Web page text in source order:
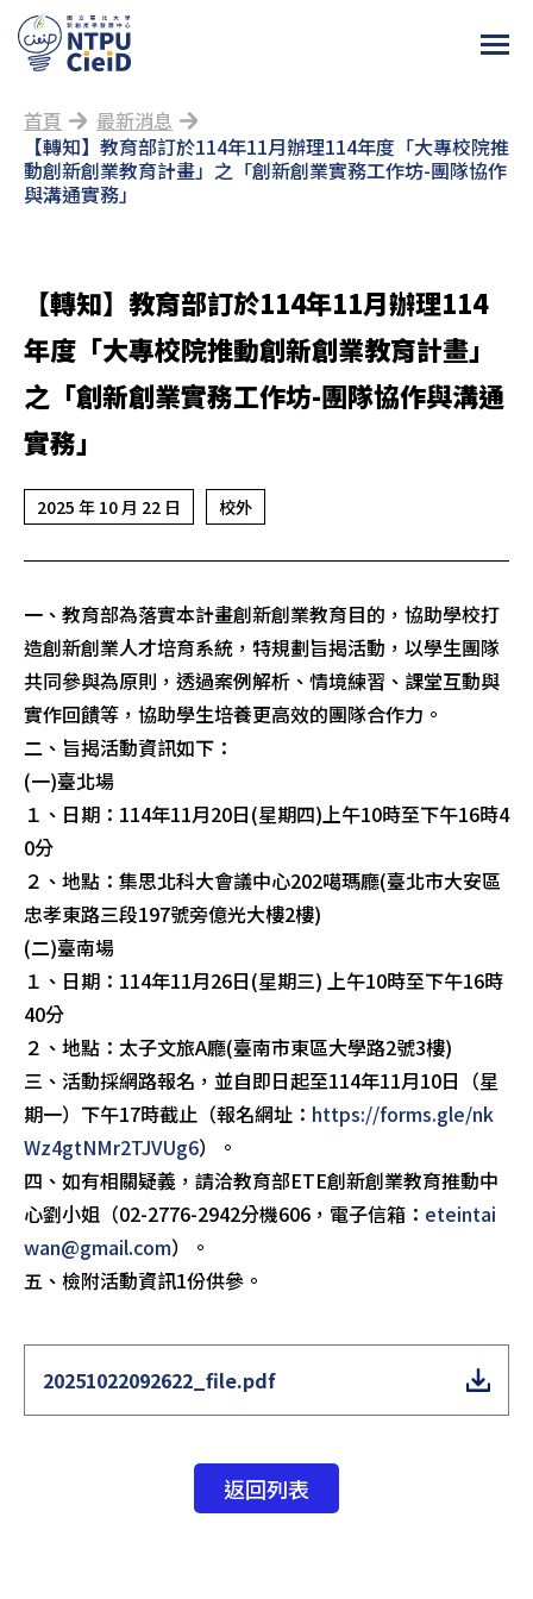
首頁
最新消息
【轉知】教育部訂於114年11月辦理114年度「大專校院推
動創新創業教育計畫」之「創新創業實務工作坊-團隊協作
與溝通實務」
【轉知】教育部訂於114年11月辦理114
年度「大專校院推動創新創業教育計畫」
之「創新創業實務工作坊-團隊協作與溝通
實務」
2025 年 10 月 22 日 校外
一、教育部為落實本計畫創新創業教育目的，協助學校打
造創新創業人才培育系統，特規劃旨揭活動，以學生團隊
共同參與為原則，透過案例解析、情境練習、課堂互動與
實作回饋等，協助學生培養更高效的團隊合作力。
二、旨揭活動資訊如下：
(一)臺北場
１、日期：114年11月20日(星期四)上午10時至下午16時4
0分
２、地點：集思北科大會議中心202噶瑪廳(臺北市大安區
忠孝東路三段197號旁億光大樓2樓)
(二)臺南場
１、日期：114年11月26日(星期三) 上午10時至下午16時
40分
２、地點：太子文旅A廳(臺南市東區大學路2號3樓)
三、活動採網路報名，並自即日起至114年11月10日（星
期一）下午17時截止（報名網址： https://forms.gle/nk
Wz4gtNMr2TJVUg6）。
四、如有相關疑義，請洽教育部ETE創新創業教育推動中
心劉小姐（02-2776-2942分機606，電子信箱： eteintai
wan@gmail.com）。
五、檢附活動資訊1份供參。
20251022092622_file.pdf
返回列表